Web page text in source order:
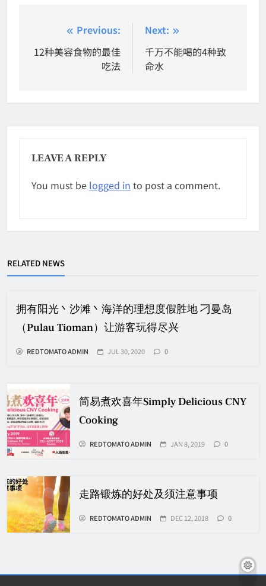
navigation
Previous:
12种美容食物的最佳
吃法
Next:
千万不能喝的4种致
命水
LEAVE A REPLY
You must be logged in to post a comment.
RELATED NEWS
拥有阳光丶沙滩丶海洋的理想度假胜地 刁曼岛
（Pulau Tioman）让游客玩得尽兴
REDTOMATO ADMIN JUL 30, 2020 0
简易煮欢喜年Simply Delicious CNY
Cooking
REDTOMATO ADMIN JAN 8, 2019 0
走路锻炼的好处及须注意事项
REDTOMATO ADMIN DEC 12, 2018 0